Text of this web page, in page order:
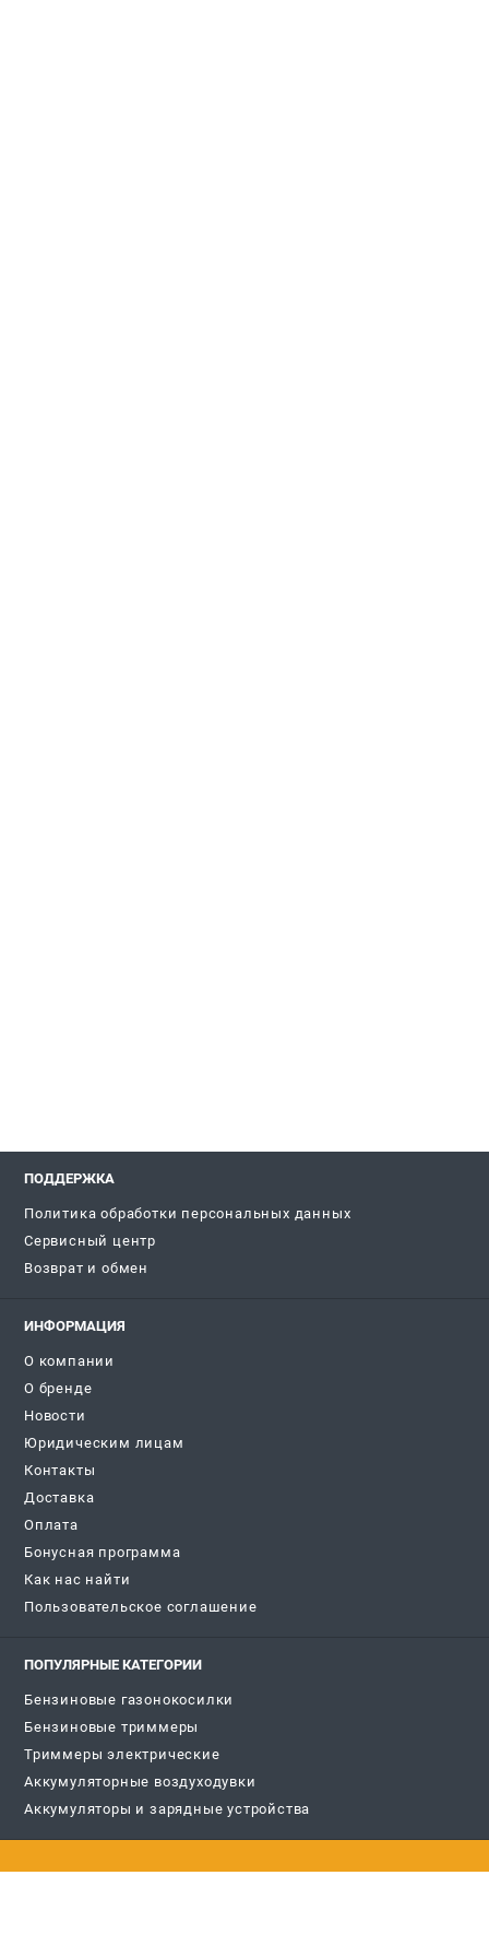
ПОДДЕРЖКА
Политика обработки персональных данных
Сервисный центр
Возврат и обмен
ИНФОРМАЦИЯ
О компании
О бренде
Новости
Юридическим лицам
Контакты
Доставка
Оплата
Бонусная программа
Как нас найти
Пользовательское соглашение
ПОПУЛЯРНЫЕ КАТЕГОРИИ
Бензиновые газонокосилки
Бензиновые триммеры
Триммеры электрические
Аккумуляторные воздуходувки
Аккумуляторы и зарядные устройства